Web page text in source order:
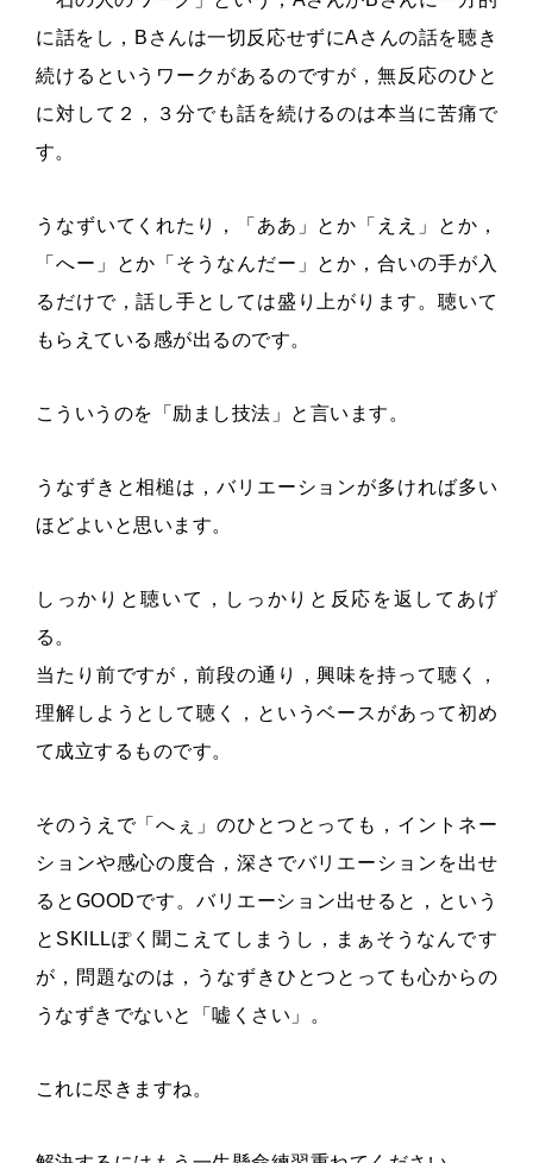
に話をし，Bさんは一切反応せずにAさんの話を聴き
続けるというワークがあるのですが，無反応のひと
に対して２，３分でも話を続けるのは本当に苦痛で
す。
うなずいてくれたり，「ああ」とか「ええ」とか，
「へー」とか「そうなんだー」とか，合いの手が入
るだけで，話し手としては盛り上がります。聴いて
もらえている感が出るのです。
こういうのを「励まし技法」と言います。
うなずきと相槌は，バリエーションが多ければ多い
ほどよいと思います。
しっかりと聴いて，しっかりと反応を返してあげ
る。
当たり前ですが，前段の通り，興味を持って聴く，
理解しようとして聴く，というベースがあって初め
て成立するものです。
そのうえで「へぇ」のひとつとっても，イントネー
ションや感心の度合，深さでバリエーションを出せ
るとGOODです。バリエーション出せると，という
とSKILLぽく聞こえてしまうし，まぁそうなんです
が，問題なのは，うなずきひとつとっても心からの
うなずきでないと「嘘くさい」。
これに尽きますね。